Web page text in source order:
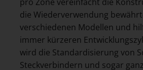
die Wiederverwendung
verschiedenen Modellen und
immer kürzeren
wird die Standardisierung von
Steckverbindern und sogar